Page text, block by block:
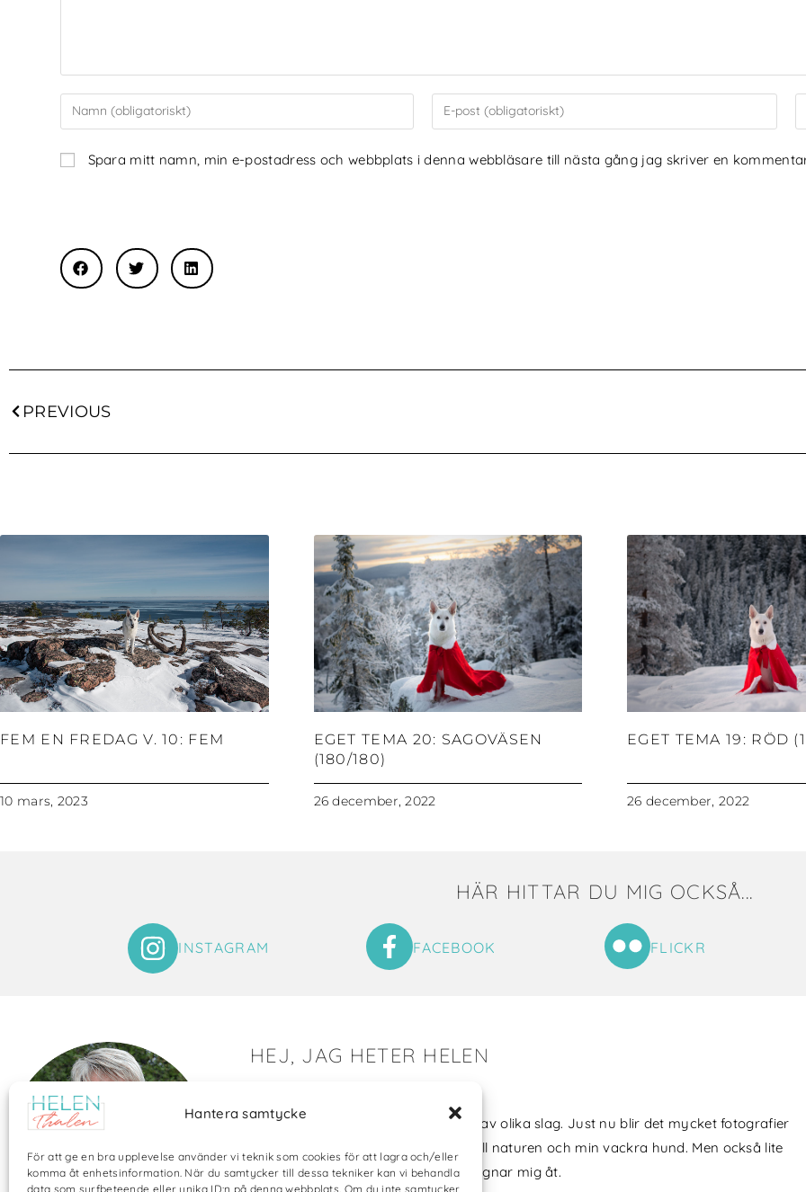
Hantera samtycke
För att ge en bra upplevelse använder vi teknik som cookies för att lagra och/eller
komma åt enhetsinformation. När du samtycker till dessa tekniker kan vi behandla
data som surfbeteende eller unika ID:n på denna webbplats. Om du inte samtycker
Spara mitt namn, min e-postadress och webbplats i denna webbläsare till nästa gång jag skriver en
PREVIOUS
FEM EN FREDAG V. 10: FEM
10 mars, 2023
EGET TEMA 20: SAGOVÄSEN
(180/180)
26 december, 2022
EGET TEMA 19: RÖD
26 december, 2022
HÄR HITTAR DU MIG OCKSÅ...
INSTAGRAM FACEBOOK FLICKR
HEJ, JAG HETER HELEN
Här visar jag saker som jag skapat av olika slag. Just nu blir det mycket fotografier
och många bilder visar min kärlek till naturen och min vackra hund. Men också lite
annat pyssel och kreativt som jag ägnar mig åt.